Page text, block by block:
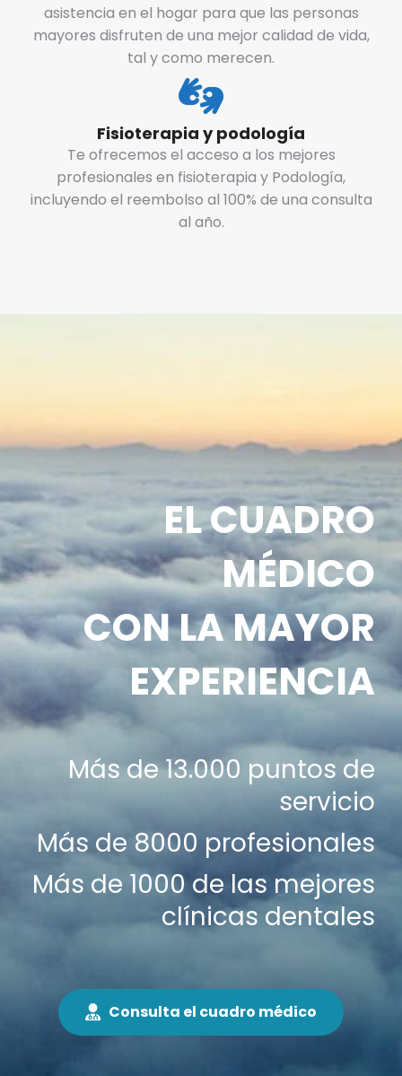
asistencia en el hogar para que las personas
mayores disfruten de una mejor calidad de vida,
tal y como merecen.
Fisioterapia y podología
Te ofrecemos el acceso a los mejores
profesionales en fisioterapia y Podología,
incluyendo el reembolso al 100% de una consulta
al año.
EL CUADRO
MÉDICO
CON LA MAYOR
EXPERIENCIA
Más de 13.000 puntos de
servicio
Más de 8000 profesionales
Más de 1000 de las mejores
clínicas dentales
Consulta el cuadro médico